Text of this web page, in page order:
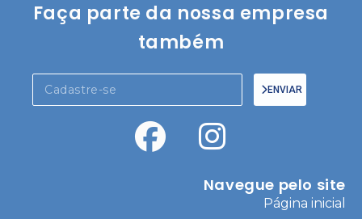
Faça parte da nossa empresa
também
ENVIAR
Navegue pelo site
Página inicial